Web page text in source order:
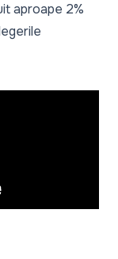
aproape 2%